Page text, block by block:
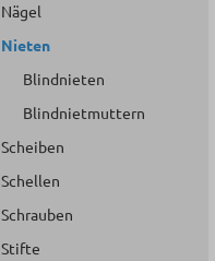
Nägel
Nieten
Blindnieten
Blindnietmuttern
Scheiben
Schellen
Schrauben
Stifte